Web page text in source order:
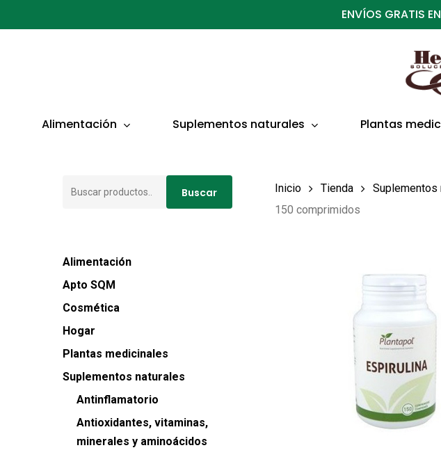
al
ENVÍOS GRATIS
Presionar ENTER para buscar o ESC para cerrar
Alimentación Suplementos naturales Plantas
Buscar
Alimentación
Apto SQM
Cosmética
Hogar
Plantas medicinales
Suplementos naturales
Antinflamatorio
Antioxidantes, vitaminas,
minerales y aminoácidos
Inicio Tienda Suplementos
150 comprimidos